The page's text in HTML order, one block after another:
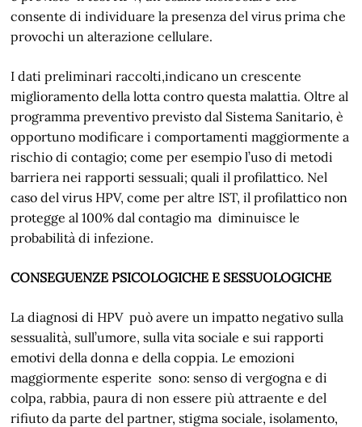
consente di individuare la presenza del virus prima che
provochi un alterazione cellulare.
I dati preliminari raccolti,indicano un crescente
miglioramento della lotta contro questa malattia. Oltre al
programma preventivo previsto dal Sistema Sanitario, è
opportuno modificare i comportamenti maggiormente a
rischio di contagio; come per esempio l’uso di metodi
barriera nei rapporti sessuali; quali il profilattico. Nel
caso del virus HPV, come per altre IST, il profilattico non
protegge al 100% dal contagio ma diminuisce le
probabilità di infezione.
CONSEGUENZE PSICOLOGICHE E SESSUOLOGICHE
La diagnosi di HPV può avere un impatto negativo sulla
sessualità, sull’umore, sulla vita sociale e sui rapporti
emotivi della donna e della coppia. Le emozioni
maggiormente esperite sono: senso di vergogna e di
colpa, rabbia, paura di non essere più attraente e del
rifiuto da parte del partner, stigma sociale, isolamento,